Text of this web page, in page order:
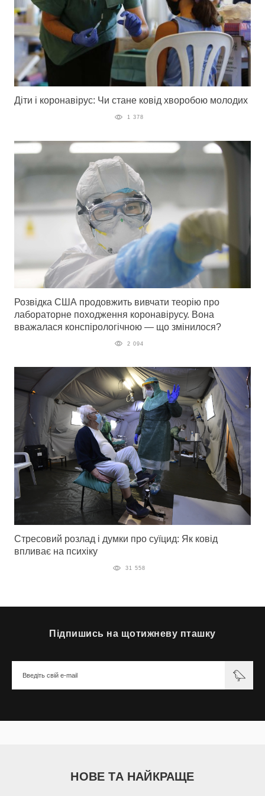
Діти і коронавірус: Чи стане ковід хворобою молодих
1 378
Розвідка США продовжить вивчати теорію про
лабораторне походження коронавірусу. Вона
вважалася конспірологічною — що змінилося?
2 094
Стресовий розлад і думки про суїцид: Як ковід
впливає на психіку
31 558
Підпишись на щотижневу пташку
НОВЕ ТА НАЙКРАЩЕ